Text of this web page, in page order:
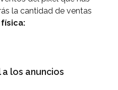
la cantidad de ventas
los anuncios